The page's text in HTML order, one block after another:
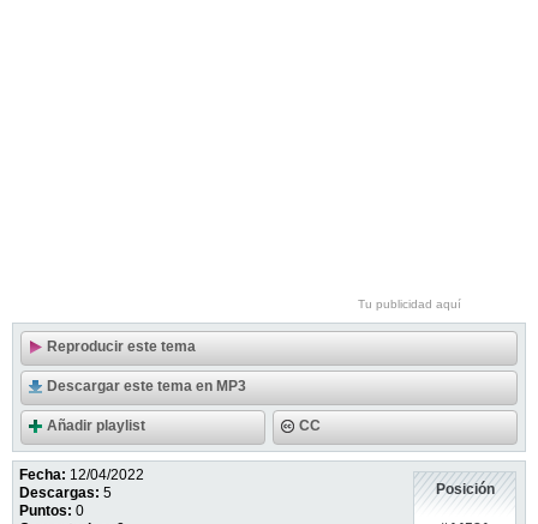
Tu publicidad aquí
Reproducir este tema
Descargar este tema en MP3
Añadir playlist CC
Fecha: 12/04/2022
Descargas: 5
Puntos: 0
Posición